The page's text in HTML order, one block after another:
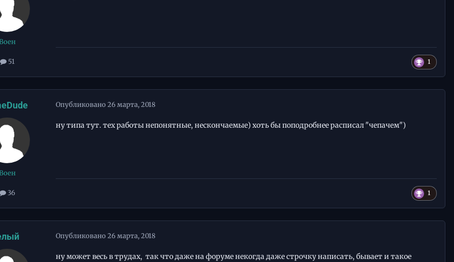
51 1
36
Опубликовано 26 марта, 2018
ну типа тут. тех работы непонятные, нескончаемые) хоть бы поподробнее расписал "чепачем")
1
Опубликовано 26 марта, 2018
ну может весь в трудах, так что даже на форуме некогда даже строчку написать, бывает и такое